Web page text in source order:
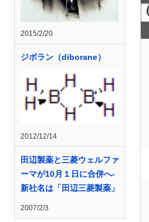
2015/2/20
ジボラン（diborane）
2012/12/14
田辺製薬と三菱ウェルファ
ーマが10月１日に合併へ‐
新社名は「田辺三菱製薬」
2007/2/3